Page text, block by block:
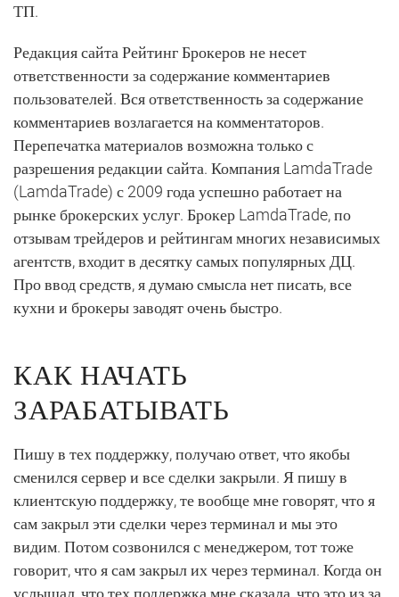
ТП.
Редакция сайта Рейтинг Брокеров не несет
ответственности за содержание комментариев
пользователей. Вся ответственность за содержание
комментариев возлагается на комментаторов.
Перепечатка материалов возможна только с
разрешения редакции сайта. Компания LamdaTrade
(LamdaTrade) с 2009 года успешно работает на
рынке брокерских услуг. Брокер LamdaTrade, по
отзывам трейдеров и рейтингам многих независимых
агентств, входит в десятку самых популярных ДЦ.
Про ввод средств, я думаю смысла нет писать, все
кухни и брокеры заводят очень быстро.
КАК НАЧАТЬ
ЗАРАБАТЫВАТЬ
Пишу в тех поддержку, получаю ответ, что якобы
сменился сервер и все сделки закрыли. Я пишу в
клиентскую поддержку, те вообще мне говорят, что я
сам закрыл эти сделки через терминал и мы это
видим. Потом созвонился с менеджером, тот тоже
говорит, что я сам закрыл их через терминал. Когда он
услышал, что тех поддержка мне сказала, что это из за